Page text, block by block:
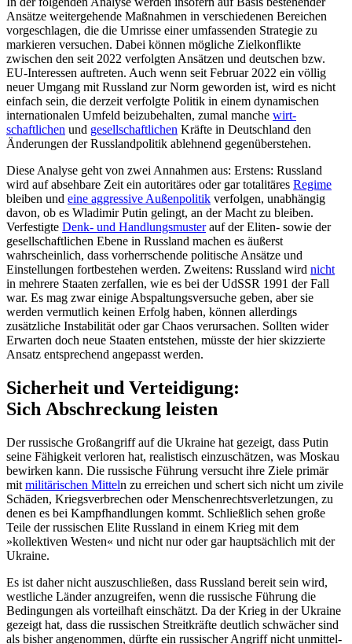
Ansätze weiter­gehende Maßnahmen in verschiedenen Bereichen
vorgeschlagen, die die Umrisse einer umfassenden Strategie zu
markieren versuchen. Dabei können mögliche Ziel­konflikte
zwischen den seit 2022 verfolgten Ansätzen und deutschen bzw.
EU-Inter­essen auftreten. Auch wenn seit Februar 2022 ein völlig
neuer Umgang mit Russland zur Norm geworden ist, wird es nicht
ein­fach sein, die derzeit verfolgte Politik in einem dynamischen
internationalen Um­feld beizubehalten, zumal manche wirt­
schaftlichen und gesellschaftlichen Kräfte in Deutschland den
Änderungen der Russ­landpolitik ablehnend gegenüberstehen.
Diese Analyse geht von zwei Annahmen aus: Erstens: Russland
wird auf absehbare Zeit ein autoritäres oder gar totalitäres Regime
bleiben und eine aggressive Außen­politik verfolgen, unabhängig
davon, ob es Wladimir Putin gelingt, an der Macht zu bleiben.
Verfestigte Denk- und Handlungs­musterauf der Eliten- sowie der
gesellschaft­lichen Ebene in Russland machen es äußerst
wahrscheinlich, dass vorherrschende poli­tische Ansätze und
Einstellungen fortbeste­hen werden. Zweitens: Russland wird nicht
in mehrere Staaten zerfallen, wie es bei der UdSSR 1991 der Fall
war. Es mag zwar einige Abspaltungsversuche geben, aber sie
werden vermutlich keinen Erfolg haben, können allerdings
zusätzliche Instabilität oder gar Chaos verursachen. Sollten wider
Erwarten doch neue Staaten entstehen, müsste der hier skizzierte
Ansatz entspre­chend angepasst werden.
Sicherheit und Verteidigung:
Sich Abschreckung leisten
Der russische Großangriff auf die Ukraine hat gezeigt, dass Putin
seine Fähigkeit ver­loren hat, realistisch einzuschätzen, was Moskau
bewirken kann. Die russische Füh­rung versucht ihre Ziele primär
mit mili­tärischen Mitteln zu erreichen und schert sich nicht um zivile
Schäden, Kriegsverbrechen oder Menschenrechtsverletzungen, zu
denen es bei Kampfhandlungen kommt. Schließlich sehen große
Teile der russischen Elite Russland in einem Krieg mit dem
»kollektiven Westen« und nicht nur oder gar hauptsächlich mit der
Ukraine.
Es ist daher nicht auszuschließen, dass Russland bereit sein wird,
westliche Länder anzugreifen, wenn die russische Führung die
Bedingungen als vorteilhaft einschätzt. Da der Krieg in der Ukraine
gezeigt hat, dass die russischen Streitkräfte deutlich schwächer sind
als bisher angenommen, dürfte ein russischer Angriff nicht unmittel­